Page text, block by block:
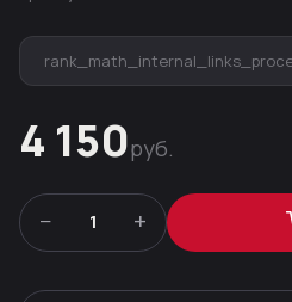
4 150руб.
− 1 +